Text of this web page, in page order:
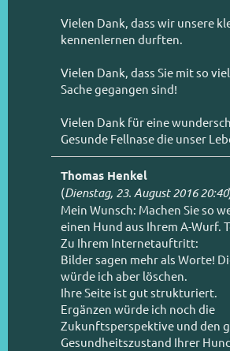
Vielen Dank, dass wir unsere
kennenlernen durften.
Vielen Dank, dass Sie mit so
Sache gegangen sind!
Vielen Dank für eine
Gesunde Fellnase die unser
Thomas Henkel
(Dienstag, 23. August 2016 20:40
Mein Wunsch: Machen Sie so
einen Hund aus Ihrem A-Wurf.
Zu Ihrem Internetauftritt:
Bilder sagen mehr als Worte!
würde ich aber löschen.
Ihre Seite ist gut strukturiert.
Ergänzen würde ich noch die
Zukunftsperspektive und den
Gesundheitszustand Ihrer